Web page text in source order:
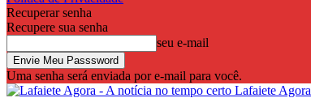
Recuperar senha
Recupere sua senha
seu e-mail
Uma senha será enviada por e-mail para você.
Lafaiete Agora